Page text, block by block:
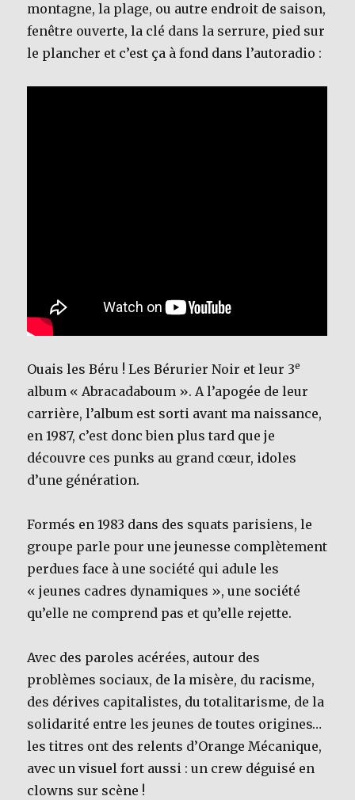
montagne, la plage, ou autre endroit de saison,
fenêtre ouverte, la clé dans la serrure, pied sur
le plancher et c’est ça à fond dans l’autoradio :
Ouais les Béru ! Les Bérurier Noir et leur 3e
album « Abracadaboum ». A l’apogée de leur
carrière, l’album est sorti avant ma naissance,
en 1987, c’est donc bien plus tard que je
découvre ces punks au grand cœur, idoles
d’une génération.
Formés en 1983 dans des squats parisiens, le
groupe parle pour une jeunesse complètement
perdues face à une société qui adule les
« jeunes cadres dynamiques », une société
qu’elle ne comprend pas et qu’elle rejette.
Avec des paroles acérées, autour des
problèmes sociaux, de la misère, du racisme,
des dérives capitalistes, du totalitarisme, de la
solidarité entre les jeunes de toutes origines…
les titres ont des relents d’Orange Mécanique,
avec un visuel fort aussi : un crew déguisé en
clowns sur scène !